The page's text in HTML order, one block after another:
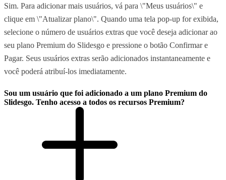
Sim. Para adicionar mais usuários, vá para \"Meus usuários\" e
clique em \"Atualizar plano\". Quando uma tela pop-up for exibida,
selecione o número de usuários extras que você deseja adicionar ao
seu plano Premium do Slidesgo e pressione o botão Confirmar e
Pagar. Seus usuários extras serão adicionados instantaneamente e
você poderá atribuí-los imediatamente.
Sou um usuário que foi adicionado a um plano Premium do
Slidesgo. Tenho acesso a todos os recursos Premium?